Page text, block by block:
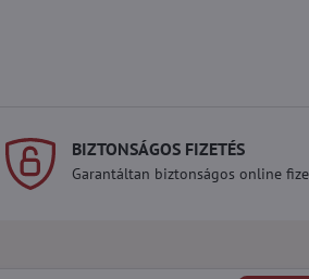
BIZTONSÁGOS FIZETÉS
Garantáltan biztonságos online